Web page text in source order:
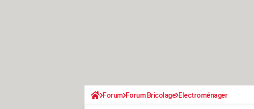
Forum Forum Bricolage Electroménager